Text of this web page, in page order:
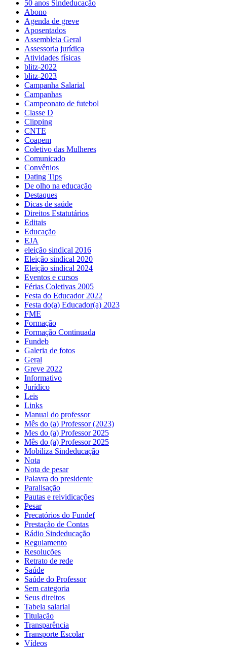
50 anos Sindeducação
Abono
Agenda de greve
Aposentados
Assembleia Geral
Assessoria jurídica
Atividades físicas
blitz-2022
blitz-2023
Campanha Salarial
Campanhas
Campeonato de futebol
Classe D
Clipping
CNTE
Coapem
Coletivo das Mulheres
Comunicado
Convênios
Dating Tips
De olho na educação
Destaques
Dicas de saúde
Direitos Estatutários
Editais
Educação
EJA
eleição sindical 2016
Eleição sindical 2020
Eleição sindical 2024
Eventos e cursos
Férias Coletivas 2005
Festa do Educador 2022
Festa do(a) Educador(a) 2023
FME
Formação
Formação Continuada
Fundeb
Galeria de fotos
Geral
Greve 2022
Informativo
Jurídico
Leis
Links
Manual do professor
Mês do (a) Professor (2023)
Mes do (a) Professor 2025
Mês do (a) Professor 2025
Mobiliza Sindeducação
Nota
Nota de pesar
Palavra do presidente
Paralisação
Pautas e reividicações
Pesar
Precatórios do Fundef
Prestação de Contas
Rádio Sindeducação
Regulamento
Resoluções
Retrato de rede
Saúde
Saúde do Professor
Sem categoria
Seus direitos
Tabela salarial
Titulação
Transparência
Transporte Escolar
Vídeos